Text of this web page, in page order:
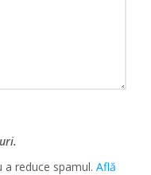
a reduce spamul.Află